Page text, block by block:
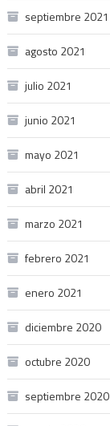
septiembre 2021
agosto 2021
julio 2021
junio 2021
mayo 2021
abril 2021
marzo 2021
febrero 2021
enero 2021
diciembre 2020
octubre 2020
septiembre 2020